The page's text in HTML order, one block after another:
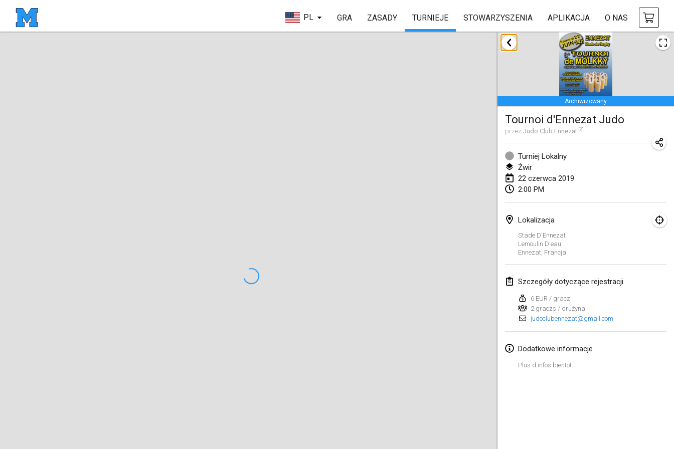
PL GRA ZASADY TURNIEJE STOWARZYSZENIA APLIKACJA O NAS
Archiwizowany
Tournoi d'Ennezat Judo
przez Judo Club Ennezat
Turniej Lokalny
Żwir
22 czerwca 2019
2:00 PM
Lokalizacja
Stade D'Ennezat
Lemoulin D'eau
Ennezat, Francja
Szczegóły dotyczące rejestracji
6 EUR / gracz
2 graczs / drużyna
judoclubennezat@gmail.com
Dodatkowe informacje
Plus d infos bientot...
styczeń 2019
New Year's Throw Mölkky
1 sty 2019|Czechy
Tournoi Mixte ASPTTOM
20 sty 2019|Francja
Tournoi d'Hiver
26 sty 2019|
Liekki Cup
26 sty 2019
26 sty 2019
luty 2019
2 lut 2019| Finlandia
Lumi Mölkky
9 lut 2019|Finlandia
Tournoi de la St Valentin